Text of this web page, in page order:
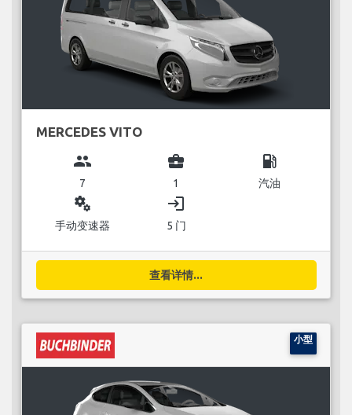
MERCEDES VITO
group
7
business_center
1
local_gas_station
汽油
miscellaneous_services
手动变速器
login
5 门
查看详情...
小型